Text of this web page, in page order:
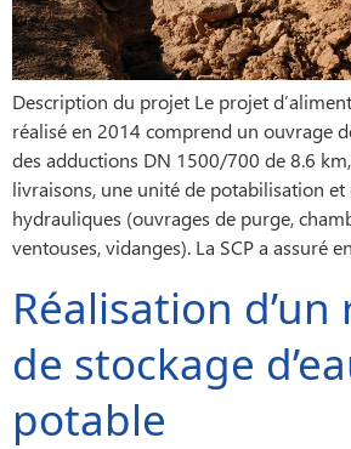
Description du projet Le projet
réalisé en 2014 comprend un ouvrage
des adductions DN 1500/700 de 8.6
livraisons, une unité de potabilisation et
hydrauliques (ouvrages de purge,
ventouses, vidanges). La SCP a assuré
Réalisation
de stockage
potable